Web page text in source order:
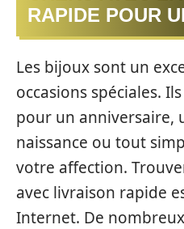
RAPIDE POUR
Les bijoux sont un
occasions spéciales.
pour un anniversaire,
naissance ou tout
votre affection.
avec livraison rapide
Internet. De